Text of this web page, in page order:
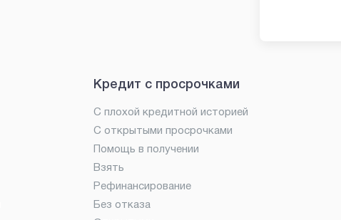
Кредит с просрочками
С плохой кредитной историей
С открытыми просрочками
Помощь в получении
Взять
Рефинансирование
Без отказа